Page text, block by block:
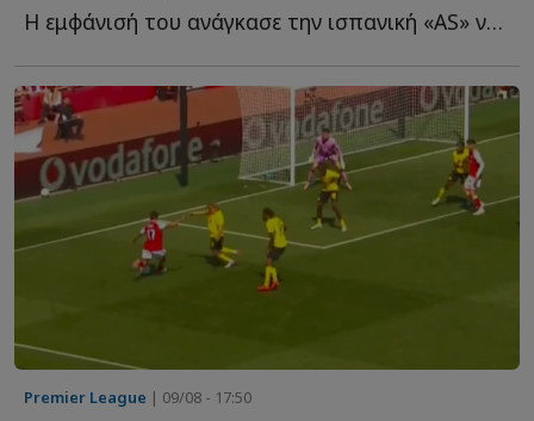
Η εμφάνισή του ανάγκασε την ισπανική «AS» να γράψει π...
Premier League | 09/08 - 17:50